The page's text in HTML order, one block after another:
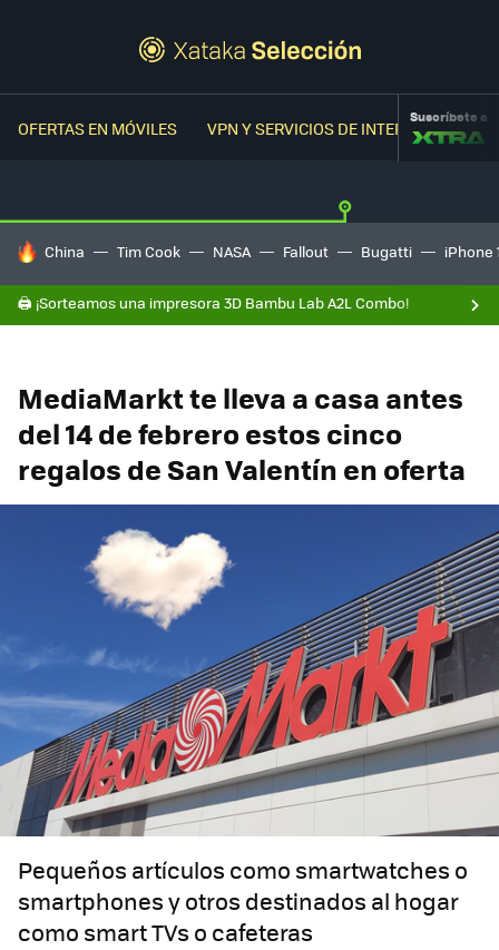
OFERTAS EN MÓVILES VPN Y SERVICIOS DE INTERNETSuscríbete a
HOY SE HABLA DE
China Tim Cook NASA Fallout Bugatti iPhone
🖨️ ¡Sorteamos una impresora 3D Bambu Lab A2L Combo!
MediaMarkt te lleva a casa antes
del 14 de febrero estos cinco
regalos de San Valentín en oferta
Pequeños artículos como smartwatches o
smartphones y otros destinados al hogar
como smart TVs o cafeteras